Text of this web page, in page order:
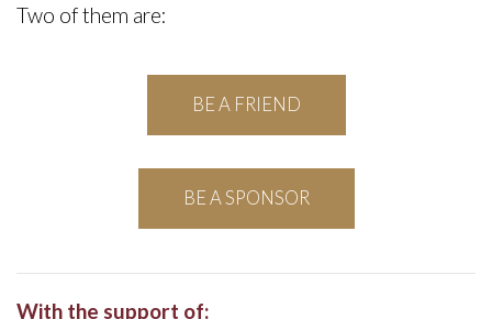
Two of them are:
BE A FRIEND
BE A SPONSOR
With the support of: